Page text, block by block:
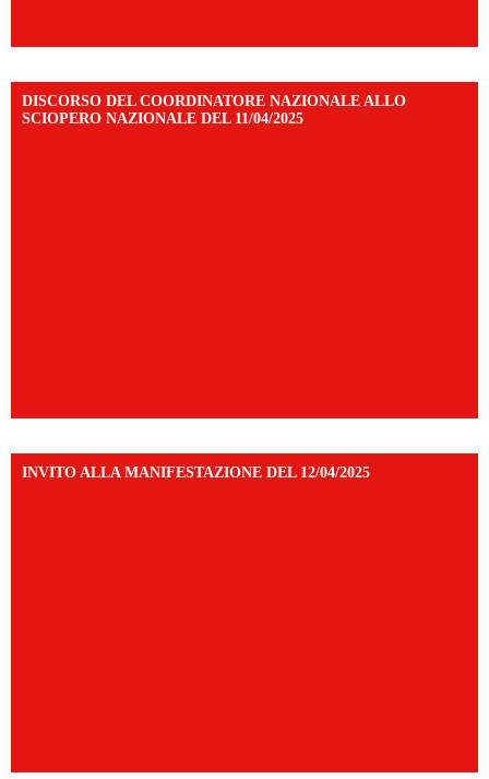
DISCORSO DEL COORDINATORE NAZIONALE ALLO
SCIOPERO NAZIONALE DEL 11/04/2025
INVITO ALLA MANIFESTAZIONE DEL 12/04/2025